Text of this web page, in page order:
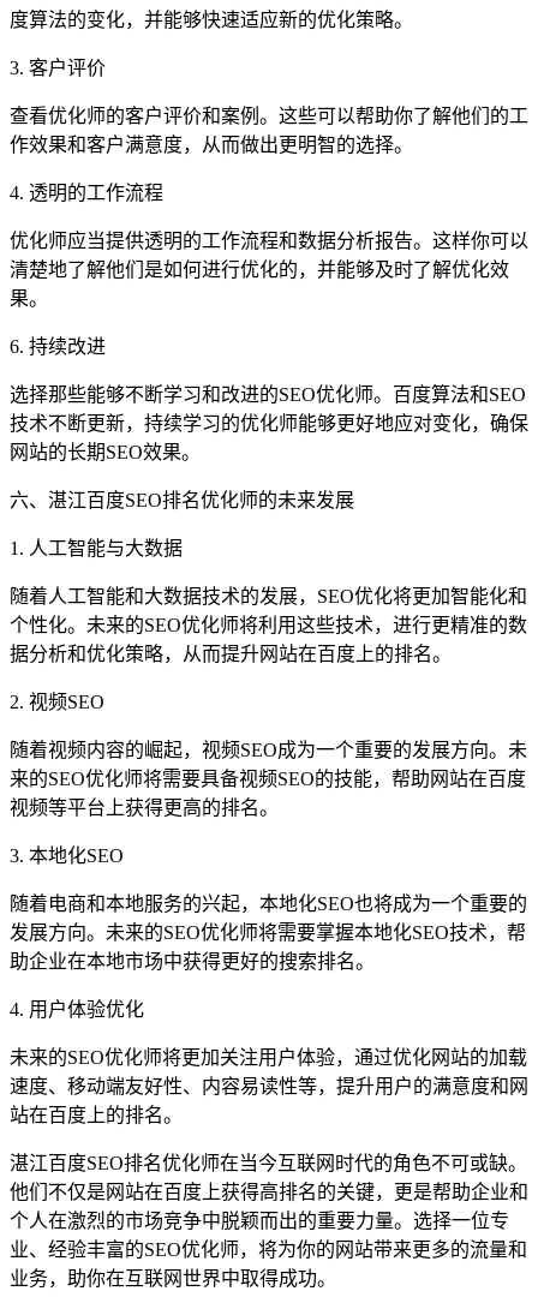
度算法的变化，并能够快速适应新的优化策略。
3. 客户评价
查看优化师的客户评价和案例。这些可以帮助你了解他们的工
作效果和客户满意度，从而做出更明智的选择。
4. 透明的工作流程
优化师应当提供透明的工作流程和数据分析报告。这样你可以
清楚地了解他们是如何进行优化的，并能够及时了解优化效
果。
6. 持续改进
选择那些能够不断学习和改进的SEO优化师。百度算法和SEO
技术不断更新，持续学习的优化师能够更好地应对变化，确保
网站的长期SEO效果。
六、湛江百度SEO排名优化师的未来发展
1. 人工智能与大数据
随着人工智能和大数据技术的发展，SEO优化将更加智能化和
个性化。未来的SEO优化师将利用这些技术，进行更精准的数
据分析和优化策略，从而提升网站在百度上的排名。
2. 视频SEO
随着视频内容的崛起，视频SEO成为一个重要的发展方向。未
来的SEO优化师将需要具备视频SEO的技能，帮助网站在百度
视频等平台上获得更高的排名。
3. 本地化SEO
随着电商和本地服务的兴起，本地化SEO也将成为一个重要的
发展方向。未来的SEO优化师将需要掌握本地化SEO技术，帮
助企业在本地市场中获得更好的搜索排名。
4. 用户体验优化
未来的SEO优化师将更加关注用户体验，通过优化网站的加载
速度、移动端友好性、内容易读性等，提升用户的满意度和网
站在百度上的排名。
湛江百度SEO排名优化师在当今互联网时代的角色不可或缺。
他们不仅是网站在百度上获得高排名的关键，更是帮助企业和
个人在激烈的市场竞争中脱颖而出的重要力量。选择一位专
业、经验丰富的SEO优化师，将为你的网站带来更多的流量和
业务，助你在互联网世界中取得成功。